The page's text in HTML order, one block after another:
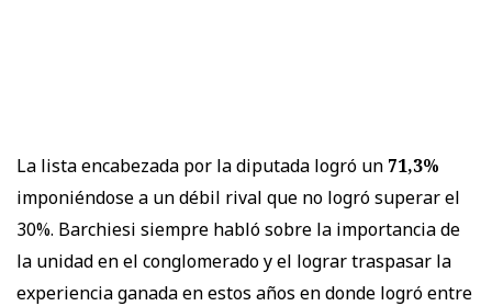
La lista encabezada por la diputada logró un 71,3%
imponiéndose a un débil rival que no logró superar el
30%. Barchiesi siempre habló sobre la importancia de
la unidad en el conglomerado y el lograr traspasar la
experiencia ganada en estos años en donde logró entre